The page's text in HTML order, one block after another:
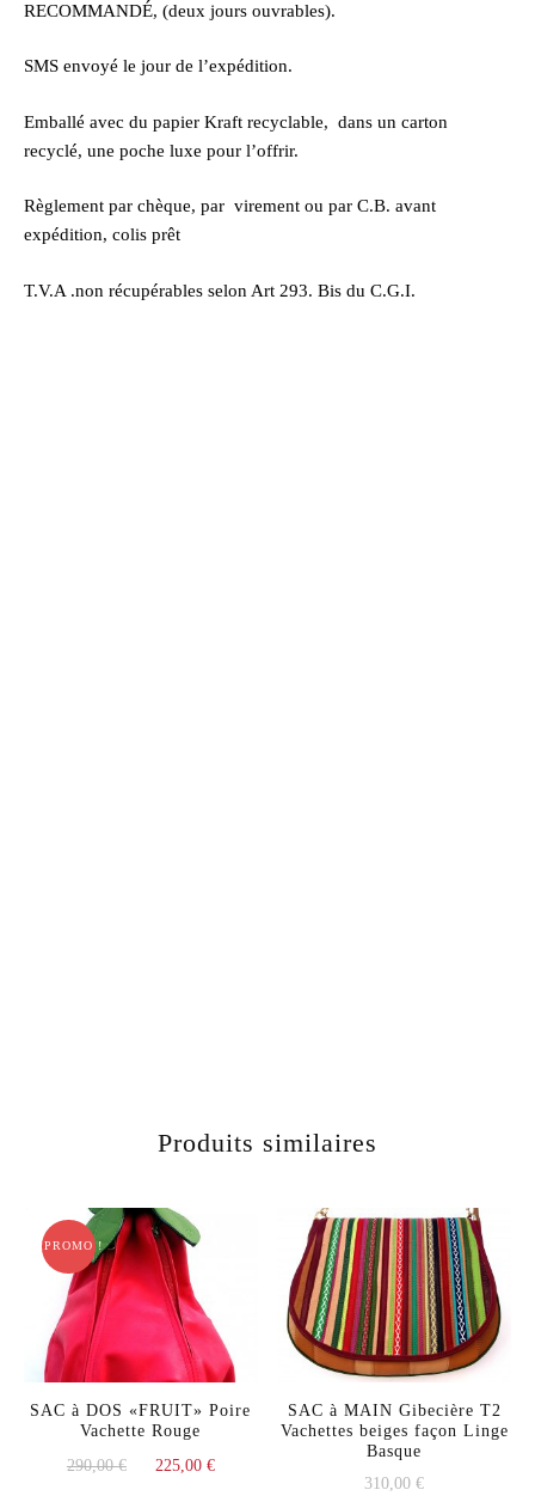
RECOMMANDÉ, (deux jours ouvrables).
SMS envoyé le jour de l’expédition.
Emballé avec du papier Kraft recyclable, dans un carton
recyclé, une poche luxe pour l’offrir.
Règlement par chèque, par virement ou par C.B. avant
expédition, colis prêt
T.V.A .non récupérables selon Art 293. Bis du C.G.I.
Produits similaires
PROMO !
SAC à DOS «FRUIT» Poire
Vachette Rouge
290,00€
Le225,00 €
SAC à MAIN Gibecière T2
Vachettes beiges façon Linge
Basque
310,00€